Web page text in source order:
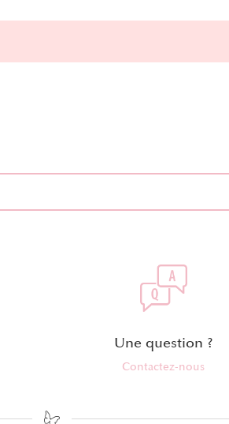
Une question ?
Contactez-nous